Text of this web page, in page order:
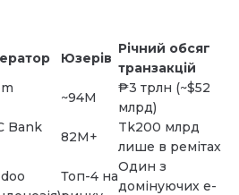
Юзерів
Річний обсяг
транзакцій
~94M
₱3 трлн (~$52
млрд)
Bank
82M+
Tk200 млрд
лише в ремітах
Топ-4 на
Один з
домінуючих e-